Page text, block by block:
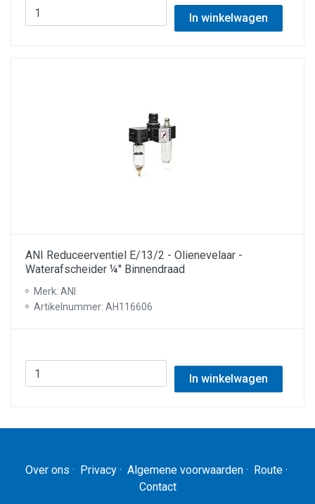
In winkelwagen
ANI Reduceerventiel E/13/2 - Olienevelaar -
Waterafscheider ¼'' Binnendraad
Merk: ANI
Artikelnummer: AH116606
In winkelwagen
Over ons · Privacy· Algemene voorwaarden· Route·
Contact